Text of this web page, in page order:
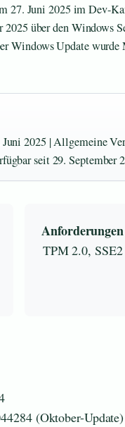
27. Juni 2025 im Dev-
über den Windows
Windows Update
2025 | Allgemeine
seit 29. September
Anforderungen
TPM 2.0, SSE2
(Oktober-Update)